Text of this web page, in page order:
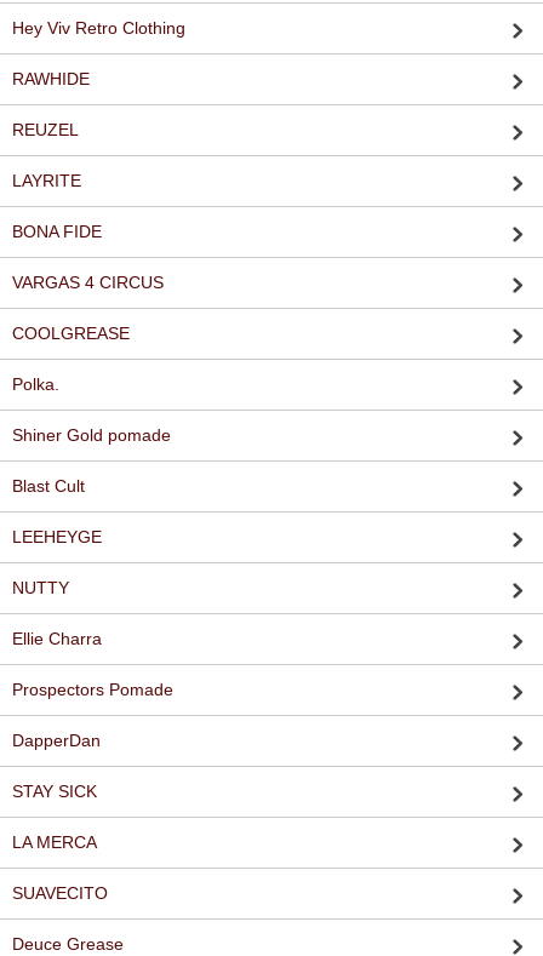
Hey Viv Retro Clothing
RAWHIDE
REUZEL
LAYRITE
BONA FIDE
VARGAS 4 CIRCUS
COOLGREASE
Polka.
Shiner Gold pomade
Blast Cult
LEEHEYGE
NUTTY
Ellie Charra
Prospectors Pomade
DapperDan
STAY SICK
LA MERCA
SUAVECITO
Deuce Grease